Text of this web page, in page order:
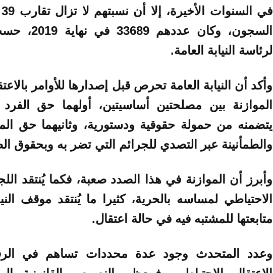
السجون، وكان
لرئاسة النيابة العامة.
وأكد أن النيابة العامة تحرص قبل إصدارها للأوامر
الموازنة بين مصلحتين أساسيتين، أولهما حق
يتضمنه من حمولة حقوقية ودستورية، وثانيهما حق
والطمأنينة عبر التصدي للجرائم التي تضر به وبحقوق
وأبرز أن الموازنة في هذا الصدد صعبة، فكما يُنتقد
الاحتياطي لمساسه بالحرية، كثيرا ما يُنتقد موقف
متابعتها للمشتبه فيه في حالة اعتقال.
وعدد المتحدث وجود عدة محددات تساهم في